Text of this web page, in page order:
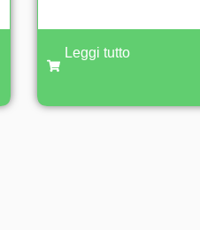
Leggi tutto